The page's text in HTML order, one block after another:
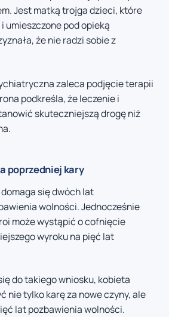
Jest matką trojga dzieci, które
umieszczone pod opieką
że nie radzi sobie z
zaleca podjęcie terapii
podkreśla, że leczenie i
skuteczniejszą drogę niż
poprzedniej kary
się dwóch lat
wolności. Jednocześnie
może wystąpić o cofnięcie
wyroku na pięć lat
do takiego wniosku, kobieta
nie tylko karę za nowe czyny, ale
lat pozbawienia wolności.